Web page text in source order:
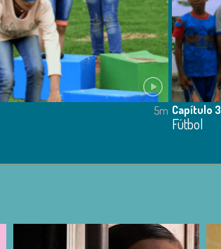
5m Capítulo 3
Fútbol